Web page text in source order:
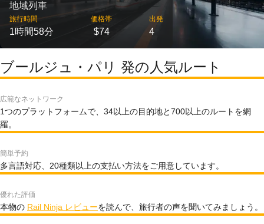
地域列車
旅行時間
1時間58分
価格帯
$74
出発
4
ブールジュ・パリ 発の人気ルート
広範なネットワーク
1つのプラットフォームで、34以上の目的地と700以上のルートを網
羅。
簡単予約
多言語対応、20種類以上の支払い方法をご用意しています。
優れた評価
本物の Rail Ninja レビューを読んで、旅行者の声を聞いてみましょう。